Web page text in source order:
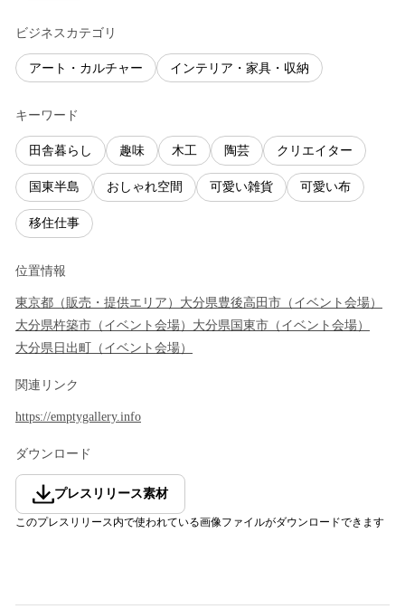
ビジネスカテゴリ
アート・カルチャー インテリア・家具・収納
キーワード
田舎暮らし 趣味 木工 陶芸 クリエイター
国東半島 おしゃれ空間 可愛い雑貨 可愛い布
移住仕事
位置情報
東京都 （ 販売・提供エリア ） 大分県豊後高田市 （ イベント会場）
大分県杵築市 （ イベント会場） 大分県 国東市 （ イベント会場）
大分県 日出町 （ イベント会場）
関連リンク
https://emptygallery.info
ダウンロード
プレスリリース素材
このプレスリリース内で使われている画像ファイルがダウンロードできます